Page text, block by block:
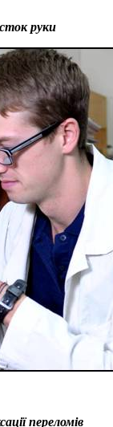
руки
переломів